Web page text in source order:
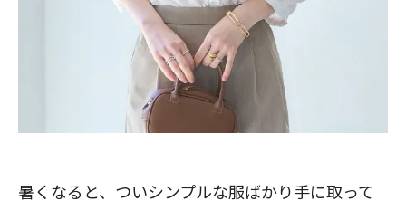
暑くなると、ついシンプルな服ばかり手に取って